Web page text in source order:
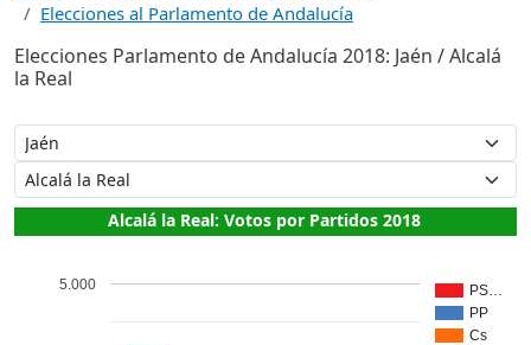
Elecciones al Parlamento de Andalucía
Elecciones Parlamento de Andalucía 2018: Jaén / Alcalá
la Real
Alcalá la Real: Votos por Partidos 2018
PS…
PP
Cs
5.000